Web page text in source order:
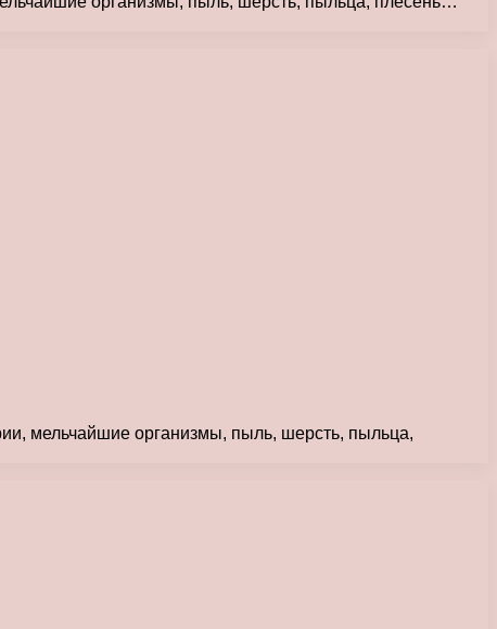
мельчайшие организмы, пыль, шерсть, пыльца,